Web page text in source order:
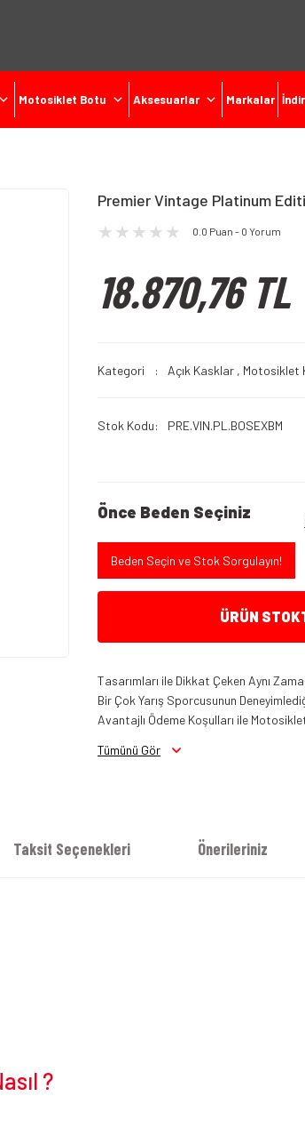
Motosiklet Botu Aksesuarlar Markalar
Premier Vintage Platinum
0.0 Puan - 0 Yorum
18.870,76 TL
Kategori Açık Kasklar , Motosiklet
Stok Kodu PRE.VIN.PL.BOSEXBM
Önce Beden Seçiniz
Beden Seçin ve Stok Sorgulayın!
ÜRÜN
Tasarımları ile Dikkat Çeken Aynı
Bir Çok Yarış Sporcusunun
Avantajlı Ödeme Koşulları ile
Tümünü Gör
Taksit Seçenekleri Önerileriniz
?